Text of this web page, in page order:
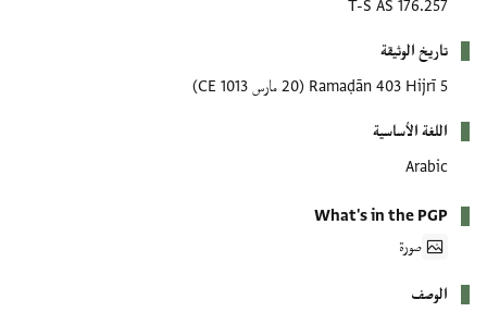
T-S AS 176.257
تاريخ الوثيقة
5 Ramaḍān 403 Hijrī
(20 مارس 1013 CE)
اللغة الأساسية
Arabic
What's in the PGP
صورة
الوصف